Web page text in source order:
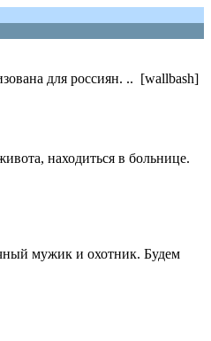
для россиян. .. [wallbash]
находиться в больнице.
мужик и охотник. Будем